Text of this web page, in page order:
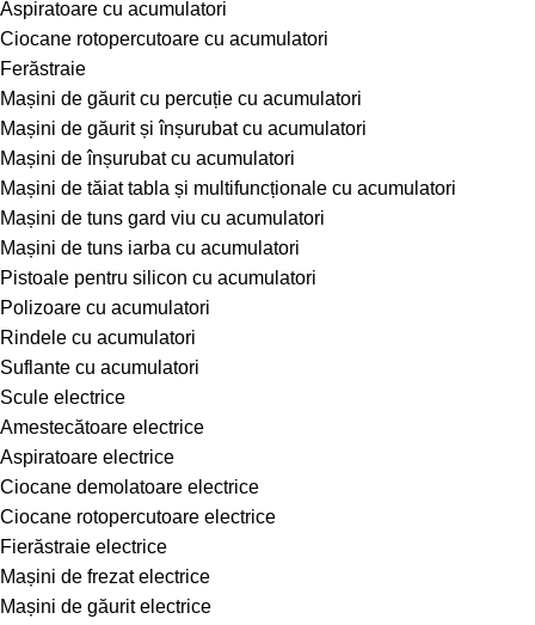
Aspiratoare cu acumulatori
Ciocane rotopercutoare cu acumulatori
Ferăstraie
Mașini de găurit cu percuție cu acumulatori
Mașini de găurit și înșurubat cu acumulatori
Mașini de înșurubat cu acumulatori
Mașini de tăiat tabla și multifuncționale cu acumulatori
Mașini de tuns gard viu cu acumulatori
Mașini de tuns iarba cu acumulatori
Pistoale pentru silicon cu acumulatori
Polizoare cu acumulatori
Rindele cu acumulatori
Suflante cu acumulatori
Scule electrice
Amestecătoare electrice
Aspiratoare electrice
Ciocane demolatoare electrice
Ciocane rotopercutoare electrice
Fierăstraie electrice
Mașini de frezat electrice
Mașini de găurit electrice